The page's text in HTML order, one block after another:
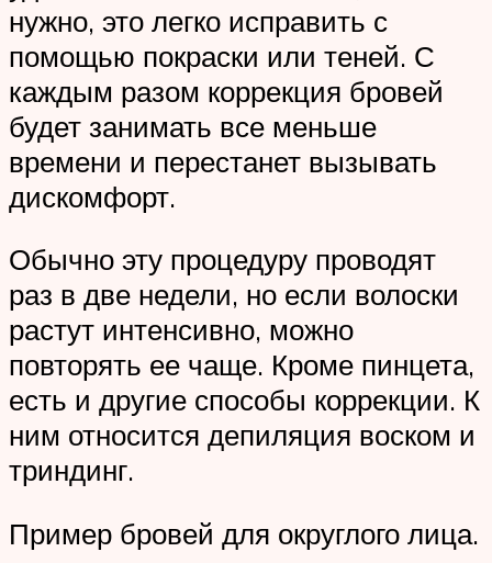
нужно, это легко исправить с
помощью покраски или теней. С
каждым разом коррекция бровей
будет занимать все меньше
времени и перестанет вызывать
дискомфорт.
Обычно эту процедуру проводят
раз в две недели, но если волоски
растут интенсивно, можно
повторять ее чаще. Кроме пинцета,
есть и другие способы коррекции. К
ним относится депиляция воском и
триндинг.
Пример бровей для округлого лица.